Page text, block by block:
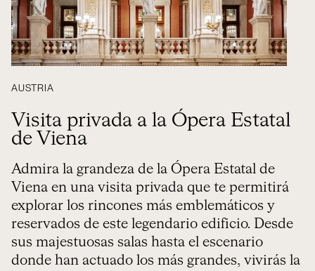
AUSTRIA
Visita privada a la Ópera Estatal
de Viena
Admira la grandeza de la Ópera Estatal de
Viena en una visita privada que te permitirá
explorar los rincones más emblemáticos y
reservados de este legendario edificio. Desde
sus majestuosas salas hasta el escenario
donde han actuado los más grandes, vivirás la